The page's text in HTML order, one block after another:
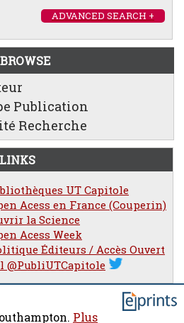
ADVANCED SEARCH +
BROWSE
Publication
Recherche
LINKS
UT Capitole
Acess en France (Couperin)
la Science
Acess Week
Éditeurs / Accès Ouvert
@PubliUTCapitole
Plus